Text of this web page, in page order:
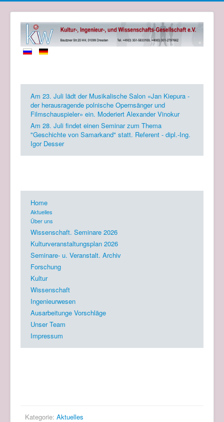
Am 23. Juli lädt der Musikalische Salon «Jan Kiepura -
der herausragende polnische Opernsänger und
Filmschauspieler» ein. Moderiert Alexander Vinokur
Am 28. Juli findet einen Seminar zum Thema
"Geschichte von Samarkand" statt. Referent - dipl.-Ing.
Igor Desser
Home
Aktuelles
Über uns
Wissenschaft. Seminare 2026
Kulturveranstaltungsplan 2026
Seminare- u. Veranstalt. Archiv
Forschung
Kultur
Wissenschaft
Ingenieurwesen
Ausarbeitunge Vorschläge
Unser Team
Impressum
Kategorie: Aktuelles